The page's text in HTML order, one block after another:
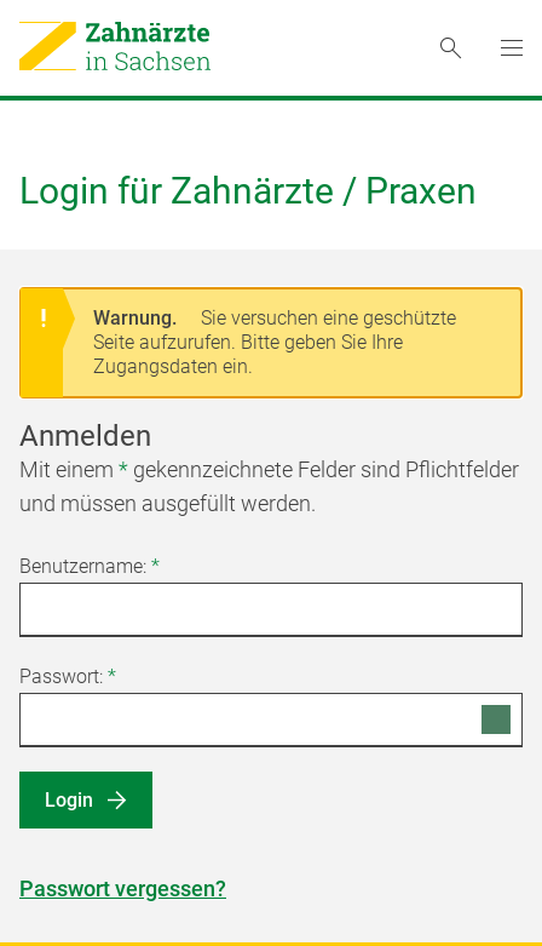
Login für Zahnärzte / Praxen
Warnung.
Sie versuchen eine geschützte
Seite aufzurufen. Bitte geben Sie Ihre
Zugangsdaten ein.
Anmelden
Mit einem * gekennzeichnete Felder sind Pflichtfelder
und müssen ausgefüllt werden.
Benutzername: *
Passwort: *
Login
Passwort vergessen?